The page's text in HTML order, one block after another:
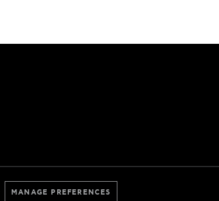
MANAGE PREFERENCES